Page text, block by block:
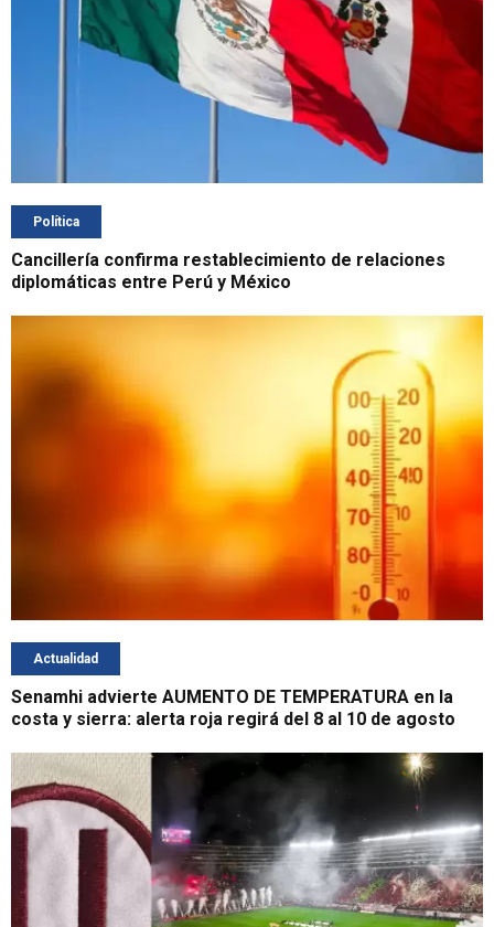
Política
Cancillería confirma restablecimiento de relaciones
diplomáticas entre Perú y México
Actualidad
Senamhi advierte AUMENTO DE TEMPERATURA en la
costa y sierra: alerta roja regirá del 8 al 10 de agosto